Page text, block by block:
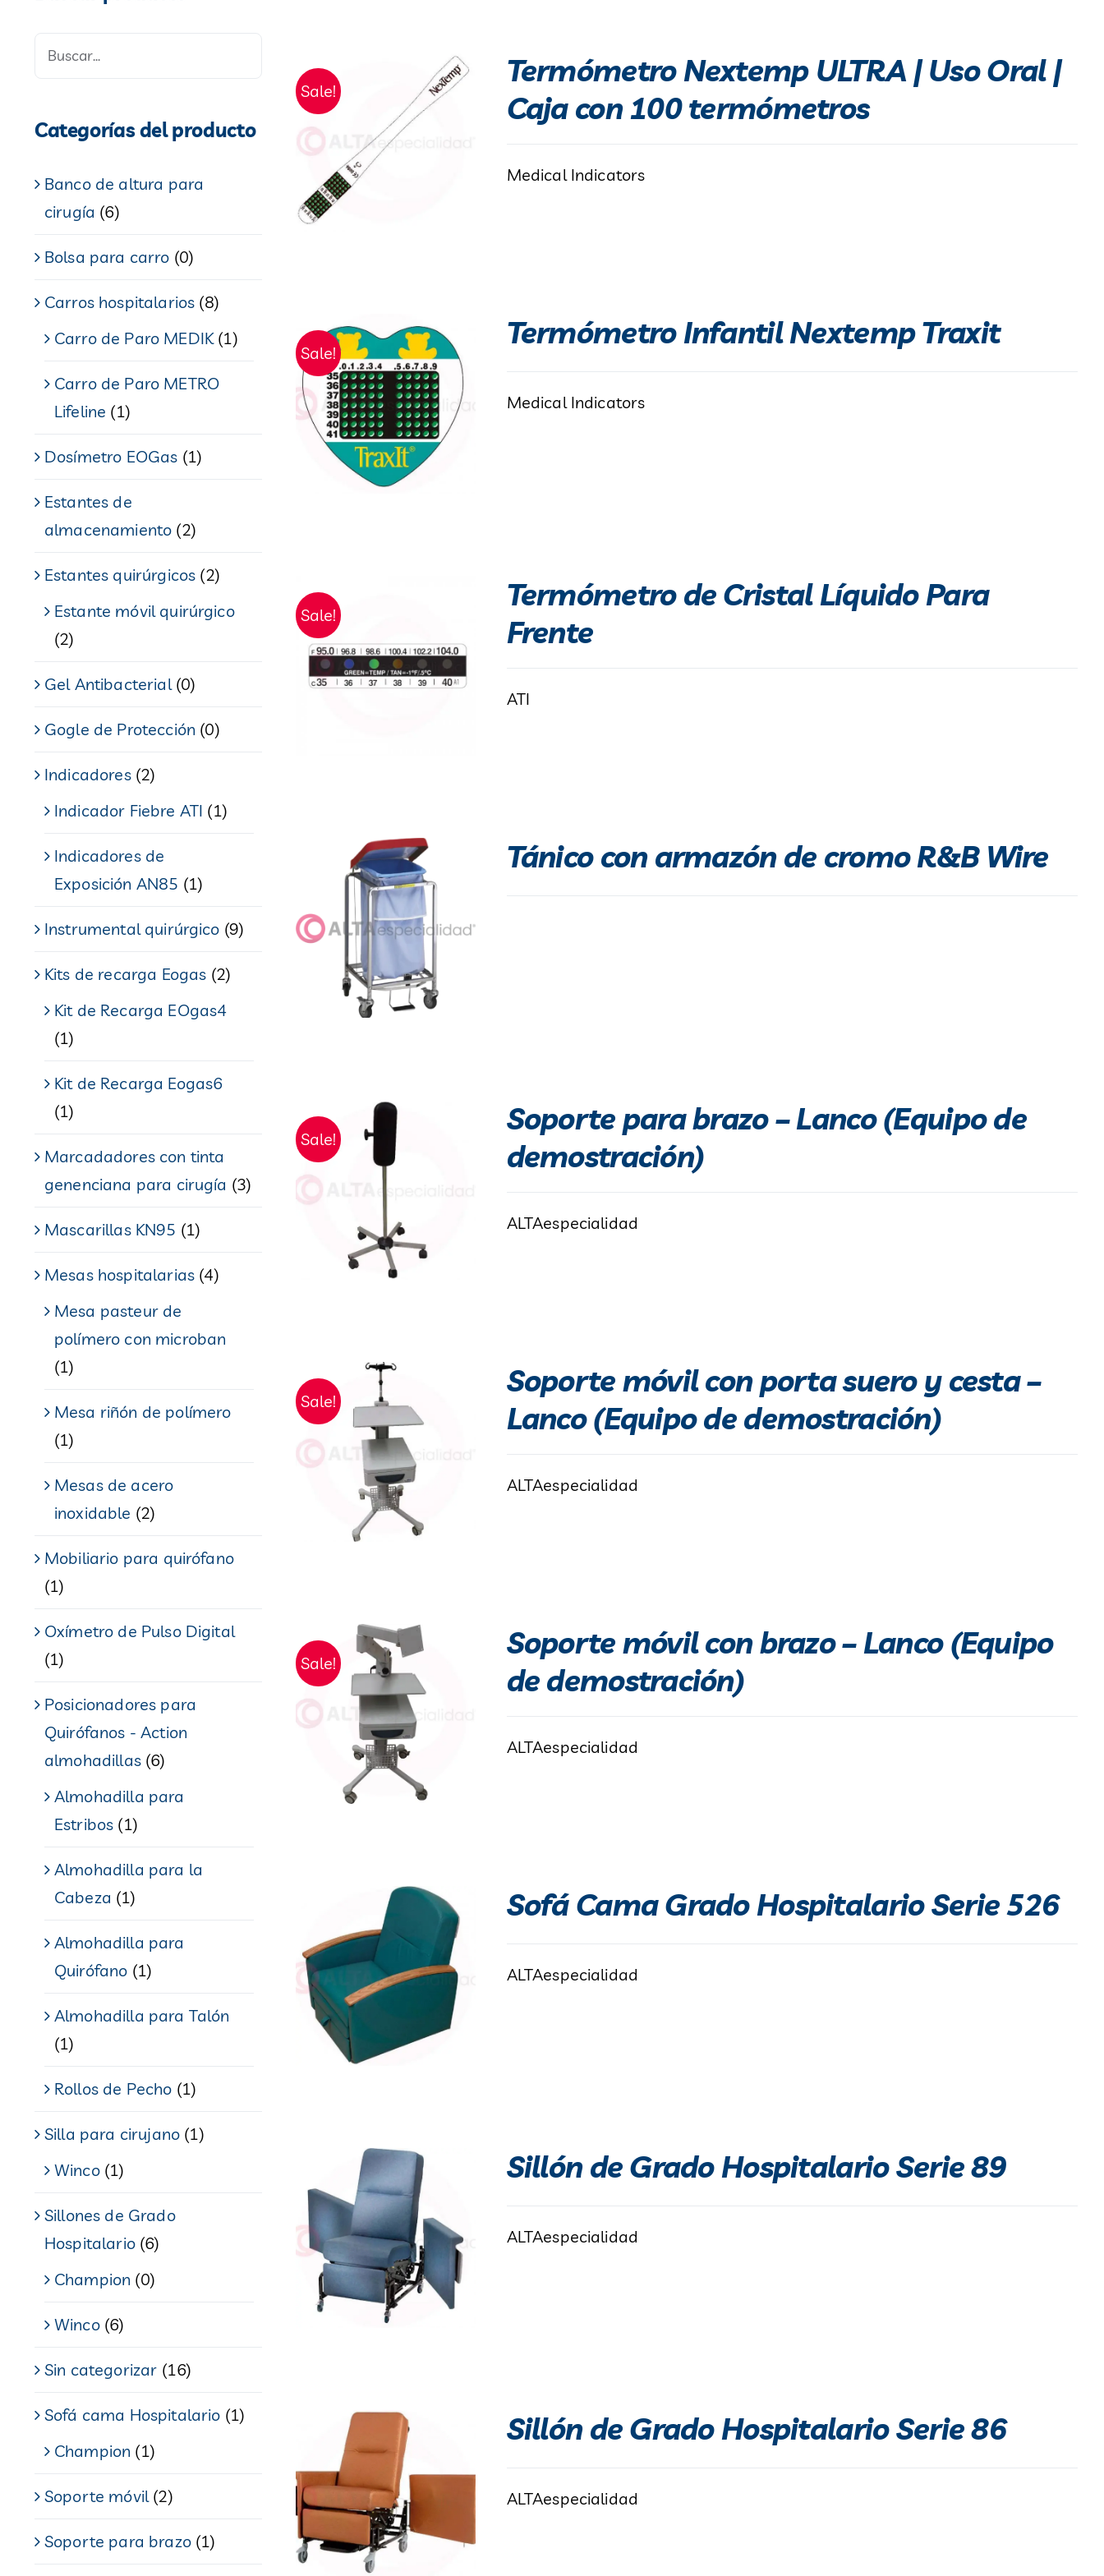
Categorías del producto
Banco de altura para
cirugía (6)
Bolsa para carro (0)
Carros hospitalarios (8)
Carro de Paro MEDIK (1)
Carro de Paro METRO
Lifeline (1)
Dosímetro EOGas (1)
Estantes de
almacenamiento (2)
Estantes quirúrgicos (2)
Estante móvil quirúrgico
(2)
Gel Antibacterial (0)
Gogle de Protección (0)
Indicadores (2)
Indicador Fiebre ATI (1)
Indicadores de
Exposición AN85 (1)
Instrumental quirúrgico (9)
Kits de recarga Eogas (2)
Kit de Recarga EOgas4
(1)
Kit de Recarga Eogas6
(1)
Marcadadores con tinta
genenciana para cirugía (3)
Mascarillas KN95 (1)
Mesas hospitalarias (4)
Mesa pasteur de
polímero con microban
(1)
Mesa riñón de polímero
(1)
Mesas de acero
inoxidable (2)
Mobiliario para quirófano
(1)
Oxímetro de Pulso Digital
(1)
Posicionadores para
Quirófanos - Action
almohadillas (6)
Almohadilla para
Estribos (1)
Almohadilla para la
Cabeza (1)
Almohadilla para
Quirófano (1)
Almohadilla para Talón
(1)
Rollos de Pecho (1)
Silla para cirujano (1)
Winco (1)
Sillones de Grado
Hospitalario (6)
Champion (0)
Winco (6)
Sin categorizar (16)
Sofá cama Hospitalario (1)
Champion (1)
Soporte móvil (2)
Soporte para brazo (1)
Sale!
Termómetro Nextemp ULTRA | Uso Oral |
Caja con 100 termómetros
Medical Indicators
Sale!
Termómetro Infantil Nextemp Traxit
Medical Indicators
Sale!
Termómetro de Cristal Líquido Para
Frente
ATI
Tánico con armazón de cromo R&B Wire
Sale!
Soporte para brazo – Lanco (Equipo de
demostración)
ALTAespecialidad
Sale!
Soporte móvil con porta suero y cesta –
Lanco (Equipo de demostración)
ALTAespecialidad
Sale!
Soporte móvil con brazo – Lanco (Equipo
de demostración)
ALTAespecialidad
Sofá Cama Grado Hospitalario Serie 526
ALTAespecialidad
Sillón de Grado Hospitalario Serie 89
ALTAespecialidad
Sillón de Grado Hospitalario Serie 86
ALTAespecialidad